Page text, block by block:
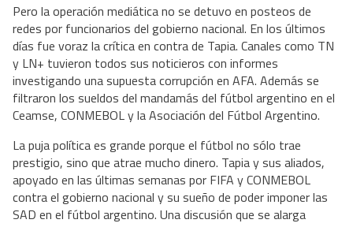
Pero la operación mediática no se detuvo en posteos de
redes por funcionarios del gobierno nacional. En los últimos
días fue voraz la crítica en contra de Tapia. Canales como TN
y LN+ tuvieron todos sus noticieros con informes
investigando una supuesta corrupción en AFA. Además se
filtraron los sueldos del mandamás del fútbol argentino en el
Ceamse, CONMEBOL y la Asociación del Fútbol Argentino.
La puja política es grande porque el fútbol no sólo trae
prestigio, sino que atrae mucho dinero. Tapia y sus aliados,
apoyado en las últimas semanas por FIFA y CONMEBOL
contra el gobierno nacional y su sueño de poder imponer las
SAD en el fútbol argentino. Una discusión que se alarga